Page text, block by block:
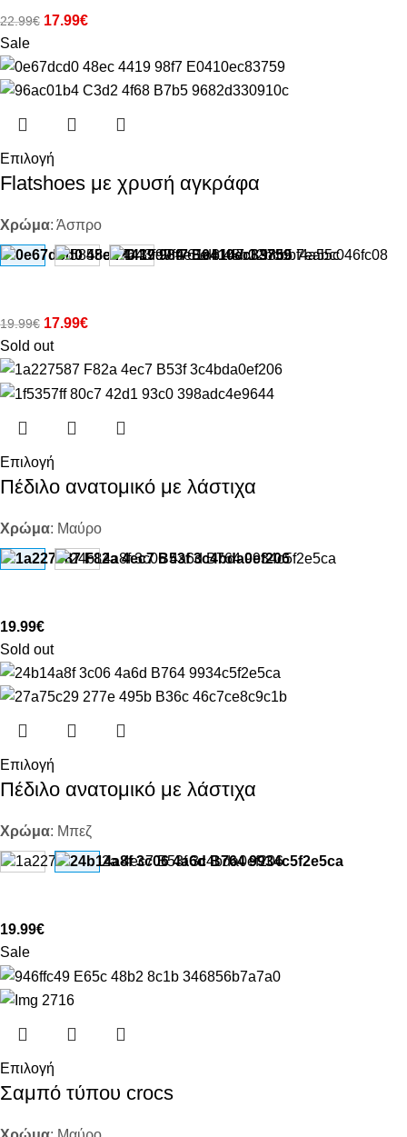
22.99€ 17.99€
Sale
Επιλογή
Flatshoes με χρυσή αγκράφα
Χρώμα: Άσπρο
19.99€ 17.99€
Sold out
Επιλογή
Πέδιλο ανατομικό με λάστιχα
Χρώμα: Μαύρο
19.99€
Sold out
Επιλογή
Πέδιλο ανατομικό με λάστιχα
Χρώμα: Μπεζ
19.99€
Sale
Επιλογή
Σαμπό τύπου crocs